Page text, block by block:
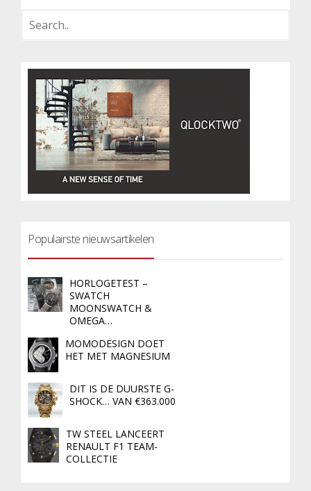
Populairste nieuwsartikelen
HORLOGETEST –
SWATCH
MOONSWATCH &
OMEGA…
MOMODESIGN DOET
HET MET MAGNESIUM
DIT IS DE DUURSTE G-
SHOCK… VAN €363.000
TW STEEL LANCEERT
RENAULT F1 TEAM-
COLLECTIE